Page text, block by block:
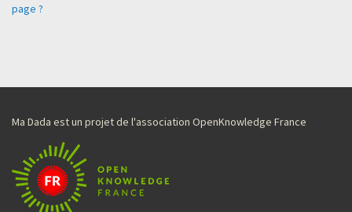
page ?
Ma Dada est un projet de l'association OpenKnowledge France